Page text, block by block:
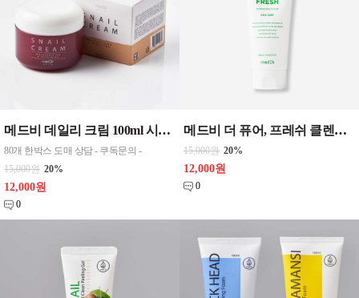
메드비 데일리 크림 100ml 시카크림 , 콜라겐크림 , 스네일크림 3가지중 택 1 화장품
80개 한박스 도매 상담 - 쿠독문의 -
15,000원 20%
12,000원
0
메드비 더 퓨어, 프레쉬 클렌징 폼 - 시카 클레이 , 화이트 클레이 , 차콜 클레이 - 180ml 3종 선택 1
15,000원 20%
12,000원
0